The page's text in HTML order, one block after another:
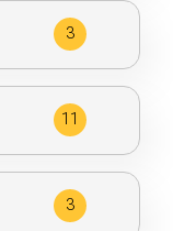
3
11
3